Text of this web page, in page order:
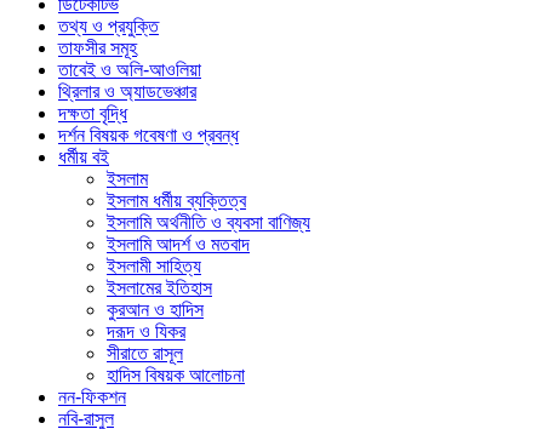
তথ্য ও প্রযুক্তি
তাফসীর সমূহ
তাবেই ও অলি-আওলিয়া
থ্রিলার ও অ্যাডভেঞ্চার
দক্ষতা বৃদ্ধি
দর্শন বিষয়ক গবেষণা ও প্রবন্ধ
ধর্মীয় বই
ইসলাম
ইসলাম ধর্মীয় ব্যক্তিত্ব
ইসলামি অর্থনীতি ও ব্যবসা বাণিজ্য
ইসলামি আদর্শ ও মতবাদ
ইসলামী সাহিত্য
ইসলামের ইতিহাস
কুরআন ও হাদিস
দরূদ ও যিকর
সীরাতে রাসূল
হাদিস বিষয়ক আলোচনা
নন-ফিকশন
নবি-রাসুল